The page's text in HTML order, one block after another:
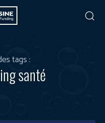
tags :
santé